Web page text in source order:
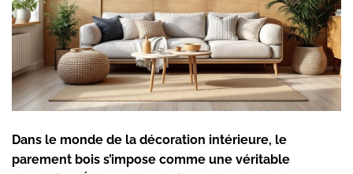
Dans le monde de la décoration intérieure, le
parement bois s’impose comme une véritable